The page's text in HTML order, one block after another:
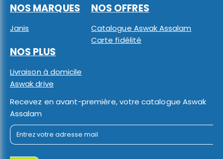
NOS MARQUES
Janis
NOS OFFRES
Catalogue Aswak Assalam
Carte fidélité
NOS PLUS
Livraison à domicile
Aswak drive
Recevez en avant-première, votre catalogue Aswak
Assalam